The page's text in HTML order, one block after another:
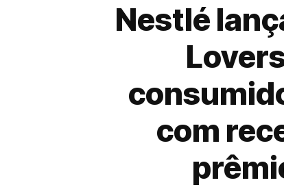
Nestlé
com